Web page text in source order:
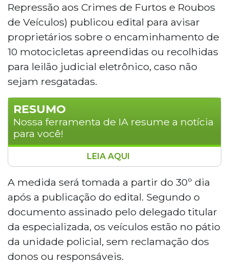
Repressão aos Crimes de Furtos e Roubos
de Veículos) publicou edital para avisar
proprietários sobre o encaminhamento de
10 motocicletas apreendidas ou recolhidas
para leilão judicial eletrônico, caso não
sejam resgatadas.
RESUMO
Nossa ferramenta de IA resume a notícia
para você!
A Defurv publicou edital notificando
proprietários sobre o encaminhamento
de dez motocicletas apreendidas para
leilão judicial eletrônico caso não sejam
resgatadas em trinta dias. Os veículos
estão no pátio da delegacia sem
reclamação e apresentam deterioração, o
que gera riscos à saúde pública e
LEIA AQUI
A medida será tomada a partir do 30º dia
após a publicação do edital. Segundo o
documento assinado pelo delegado titular
da especializada, os veículos estão no pátio
da unidade policial, sem reclamação dos
donos ou responsáveis.